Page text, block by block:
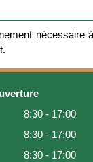
nécessaire
8:30 - 17:00
8:30 - 17:00
8:30 - 17:00